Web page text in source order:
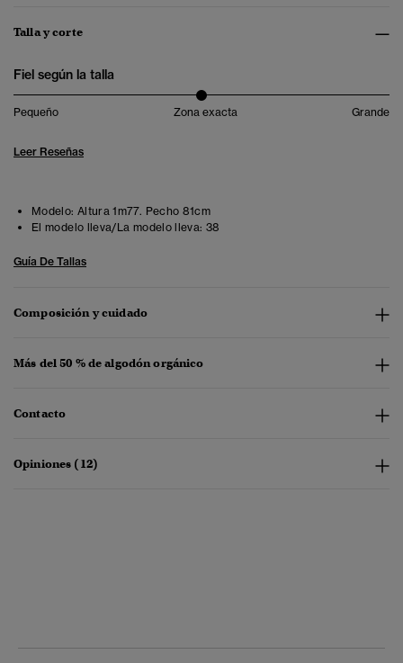
Talla y corte
Fiel según la talla
Pequeño Zona exacta Grande
Leer Reseñas
Modelo: Altura 1m77. Pecho 81cm
El modelo lleva/La modelo lleva: 38
Guía De Tallas
Composición y cuidado
Más del 50 % de algodón orgánico
Contacto
Opiniones (12)